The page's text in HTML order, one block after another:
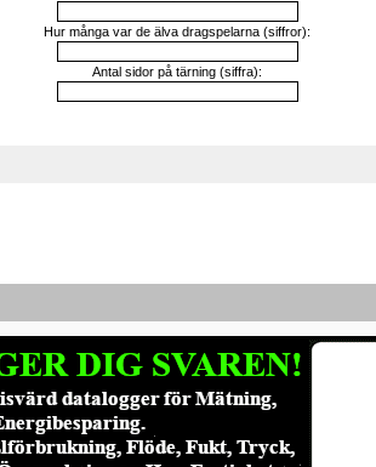
Hur många var de älva dragspelarna (siffror):
Antal sidor på tärning (siffra):